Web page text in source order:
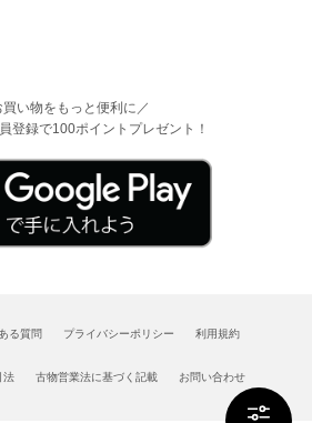
買い物をもっと便利に／
登録で100ポイントプレゼント！
る質問 プライバシーポリシー 利用規約
法 古物営業法に基づく記載 お問い合わせ